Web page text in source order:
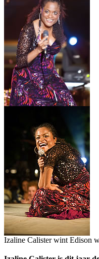
Izaline Calister wint Edison